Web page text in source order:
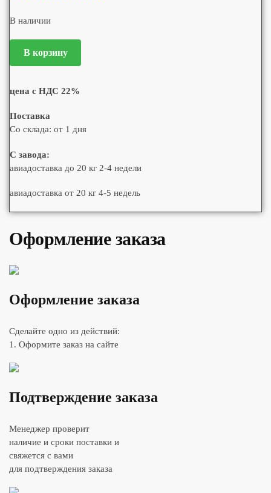
В наличии
В корзину
цена с НДС 22%
Поставка
Со склада: от 1 дня
С завода:
авиадоставка до 20 кг 2-4 недели
авиадоставка от 20 кг 4-5 недель
Оформление заказа
Оформление заказа
Сделайте одно из действий:
1. Оформите заказ на сайте
Подтверждение заказа
Менеджер проверит
наличие и сроки поставки и
свяжется с вами
для подтверждения заказа